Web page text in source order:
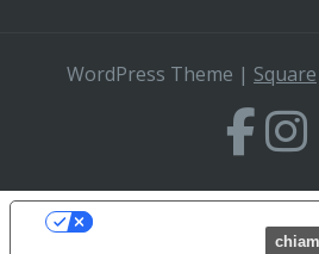
WordPress Theme | Square
Le tue preferenze